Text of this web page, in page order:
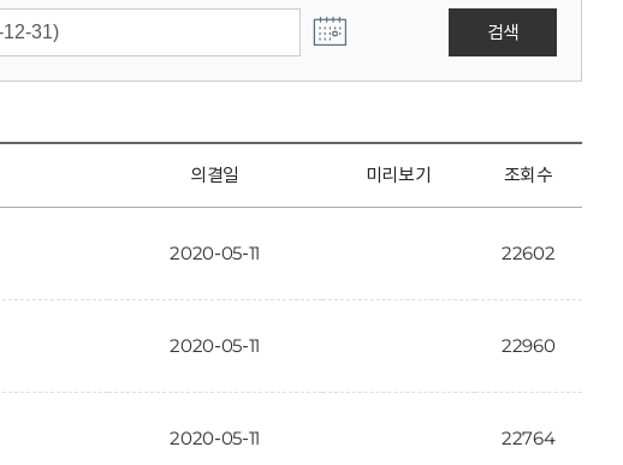
검색
의결일 미리보기 조회수
2020-05-11 22602
2020-05-11 22960
2020-05-11 22764